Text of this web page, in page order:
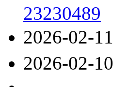
23230489
2026-02-11
2026-02-10